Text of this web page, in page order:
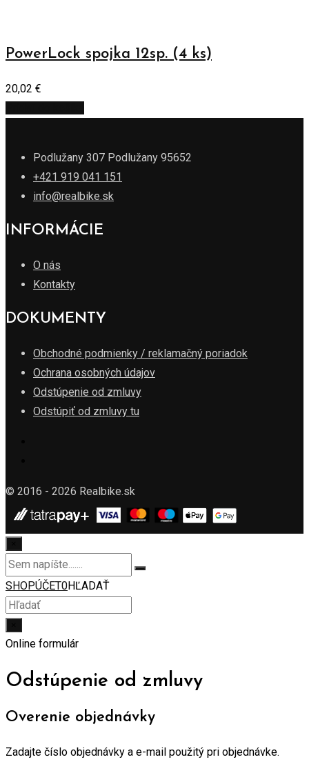
PowerLock spojka 12sp. (4 ks)
20,02 €
Podlužany 307 Podlužany 95652
+421 919 041 151
info@realbike.sk
INFORMÁCIE
O nás
Kontakty
DOKUMENTY
Obchodné podmienky / reklamačný poriadok
Ochrana osobných údajov
Odstúpenie od zmluvy
Odstúpiť od zmluvy tu
© 2016 - 2026 Realbike.sk
SHOPÚČET0HĽADAŤ
Online formulár
Odstúpenie od zmluvy
Overenie objednávky
Zadajte číslo objednávky a e-mail použitý pri objednávke.